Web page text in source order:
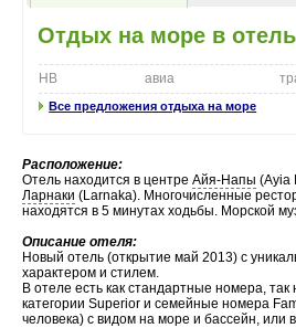
Отдых на море в
HB авиа
Все предложения отдыха на море
Расположение:
Отель находится в центре Айя-Напы (Ayia
Ларнаки (Larnaka). Многочисленные
находятся в 5 минутах ходьбы. Морской
Описание отеля:
Новый отель (открытие май 2013) с
характером и стилем.
В отеле есть как стандартные номера,
категории Superior и семейные номера
человека) с видом на море и бассейн, или